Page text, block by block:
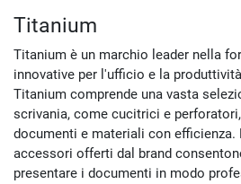
Titanium
Titanium è un marchio leader nella
innovative per l'ufficio e la
Titanium comprende una vasta
scrivania, come cucitrici e
documenti e materiali con efficienza.
accessori offerti dal brand
presentare i documenti in modo